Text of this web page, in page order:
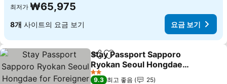
최저가 ₩65,975
8개 사이트의 요금 보기 요금 보기
공유 즐겨찾기에 추가
Stay Passport Sapporo
Ryokan Seoul Hongdae
for Foreigner Only
요금 보기
2 성급
9.3 최고 좋음
25